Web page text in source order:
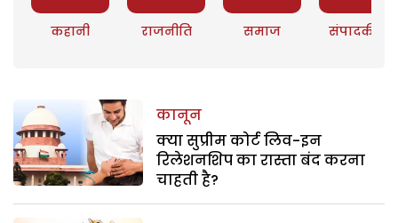
कहानी राजनीति समाज संपादकीय
कानून
क्या सुप्रीम कोर्ट लिव-इन
रिलेशनशिप का रास्ता बंद करना
चाहती है?